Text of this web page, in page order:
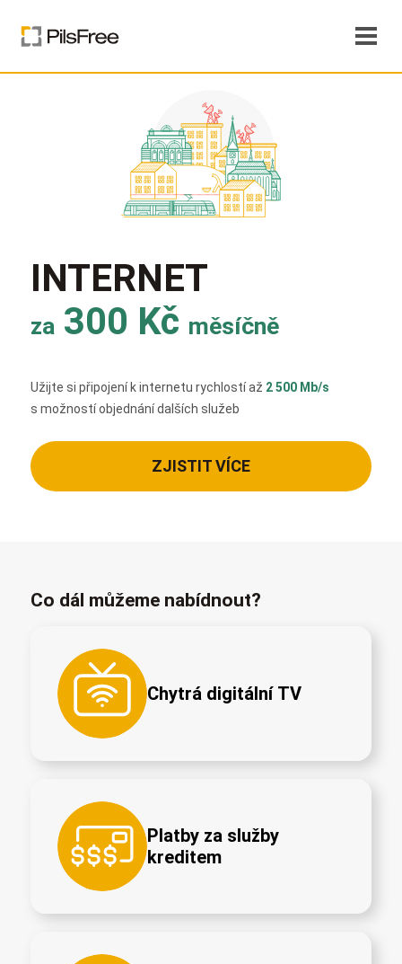
INTERNET
za300 Kč měsíčně
Užijte si připojení k internetu rychlostí až 2 500 Mb/s
s možností objednání dalších služeb
ZJISTIT VÍCE
Co dál můžeme nabídnout?
Chytrá digitální TV
Platby za služby
kreditem